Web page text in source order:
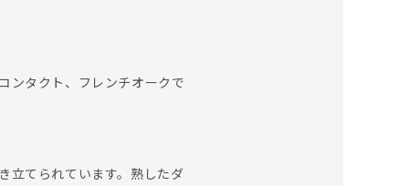
ンタクト、フレンチオークで
立てられています。熟したダ